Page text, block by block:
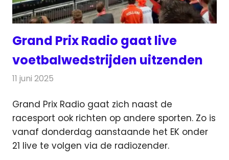
Grand Prix Radio gaat live
voetbalwedstrijden uitzenden
11 juni 2025
Grand Prix Radio gaat zich naast de
racesport ook richten op andere sporten. Zo is
vanaf donderdag aanstaande het EK onder
21 live te volgen via de radiozender.